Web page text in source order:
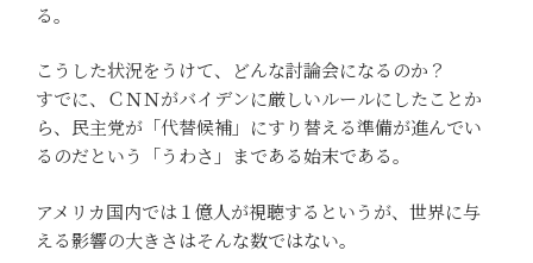
る。
こうした状況をうけて、どんな討論会になるのか？
すでに、ＣＮＮがバイデンに厳しいルールにしたことか
ら、民主党が「代替候補」にすり替える準備が進んでい
るのだという「うわさ」まである始末である。
アメリカ国内では１億人が視聴するというが、世界に与
える影響の大きさはそんな数ではない。